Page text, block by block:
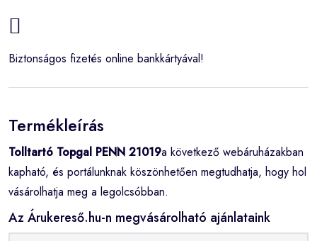
Biztonságos fizetés online bankkártyával!
Termékleírás
Tolltartó Topgal PENN 21019a következő webáruházakban
kapható, és portálunknak köszönhetően megtudhatja, hogy hol
vásárolhatja meg a legolcsóbban.
Az Árukereső.hu-n megvásárolható ajánlataink